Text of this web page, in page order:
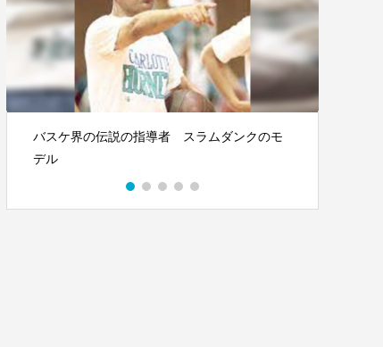
バスケ界の伝説の指導者 スラムダンクのモ
デル